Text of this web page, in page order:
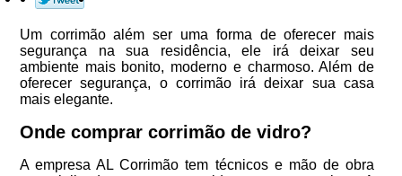
Um corrimão além ser uma forma de oferecer mais
segurança na sua residência, ele irá deixar seu
ambiente mais bonito, moderno e charmoso. Além de
oferecer segurança, o corrimão irá deixar sua casa
mais elegante.
Onde comprar corrimão de vidro?
A empresa AL Corrimão tem técnicos e mão de obra